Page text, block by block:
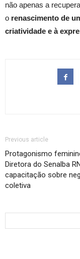
não apenas a
o renascimento de
criatividade e à
Previous article
Protagonismo
Diretora do Senalba
capacitação sobre
coletiva